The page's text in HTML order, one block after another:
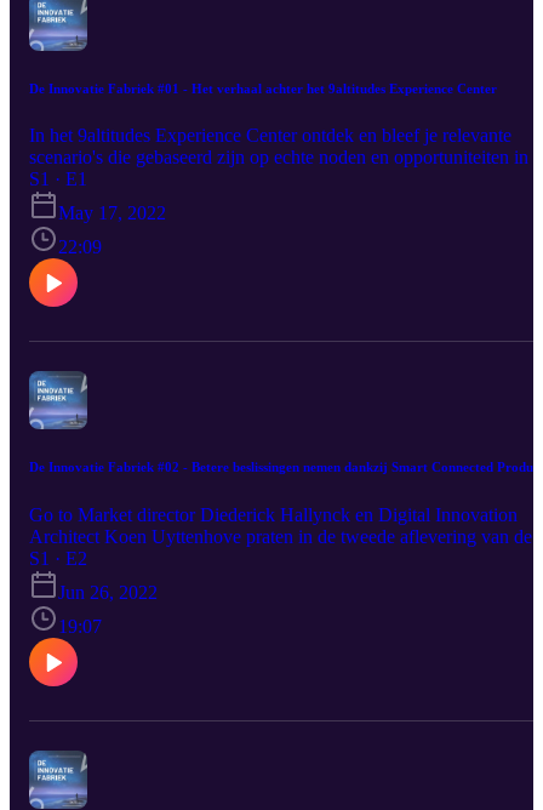
De Innovatie Fabriek #01 - Het verhaal achter het 9altitudes Experience Center
In het 9altitudes Experience Center ontdek en bleef je relevante
scenario's die gebaseerd zijn op echte noden en opportuniteiten in
maak-en service industrie. De opstelling is het resultaat van een
jarenlange samenwerking, gecombineerd met de juiste
omstandigheden. Diederick Hallynck, corporate Go to Market
director en Bart Wybouw, business developer voor Smart Factory
IIoT binnen 9altitudes leggen uit hoe het Experience Center tot
stand kwam. Het Experience Center kwam tot stand dankzij onze
klant Tobroco en gebruik makend van de platformen en
S1 · E1
May 17, 2022
22:09
De Innovatie Fabriek #02 - Betere beslissingen nemen dankzij Smart Connected
Go to Market director Diederick Hallynck en Digital Innovation
Architect Koen Uyttenhove praten in de tweede aflevering van de
Innovatiefabriek over Smart Connected Products. Waar positioneert
deze technologie zich in een slimme fabriek en welke
mogelijkheden zijn er om jouw organisatie naar nieuwe hoogtes te
brengen? Download het e-book: Geconnecteerde producten, vijf
toepassingen binnen de maakindustrie
https://www.9altitudes.com/be/articles/verzamel-data-over-je-
product-tijdens-de-volledige-levenscyclus
S1 · E2
Jun 26, 2022
19:07